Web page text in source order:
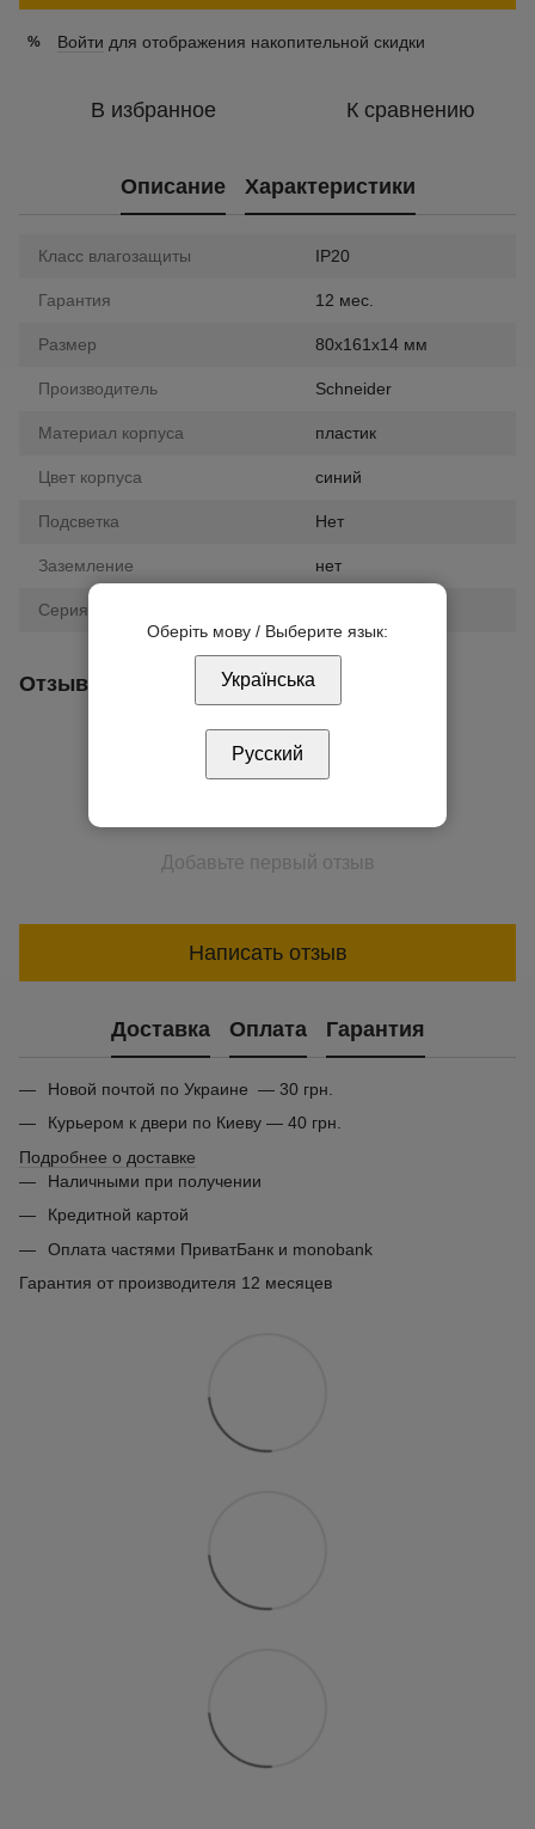
% Войти для отображения накопительной скидки
В избранное К сравнению
Описание Характеристики
Класс влагозащиты IP20
Гарантия 12 мес.
Размер 80х161х14 мм
Производитель Schneider
Материал корпуса пластик
Цвет корпуса синий
Подсветка Нет
Заземление нет
Серия
Отзывы
Добавьте первый отзыв
Написать отзыв
Доставка Оплата Гарантия
Новой почтой по Украине — 30 грн.
Курьером к двери по Киеву — 40 грн.
Подробнее о доставке
Наличными при получении
Кредитной картой
Оплата частями ПриватБанк и monobank
Гарантия от производителя 12 месяцев
Оберіть мову / Выберите язык:
Українська
Русский